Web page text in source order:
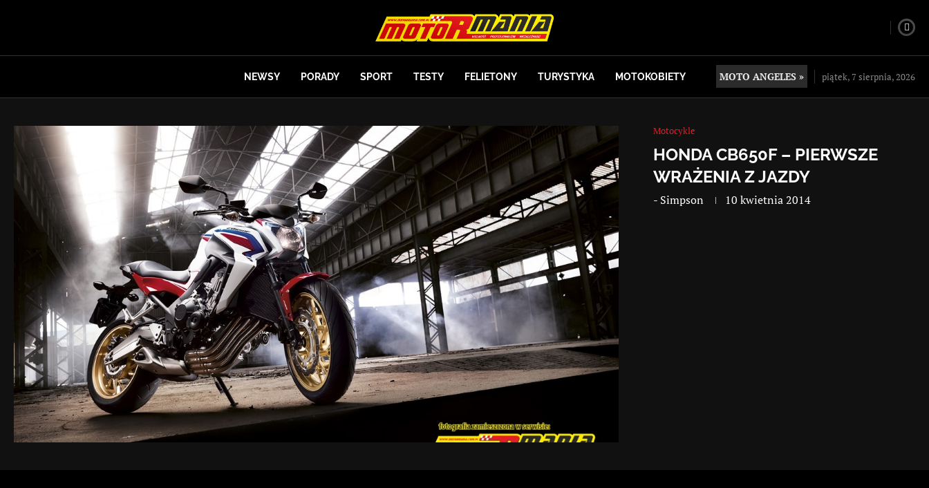
NEWSY PORADY SPORT TESTY FELIETONY TURYSTYKA MOTOKOBIETY MOTO ANGELES » piątek, 7 sierpnia, 2026
Motocykle
HONDA CB650F – PIERWSZE
WRAŻENIA Z JAZDY
- Simpson 10 kwietnia 2014